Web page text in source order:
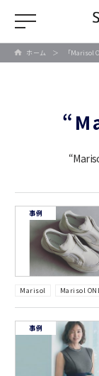
ホーム ＞ 「Marisol
事例
Marisol Marisol
事例